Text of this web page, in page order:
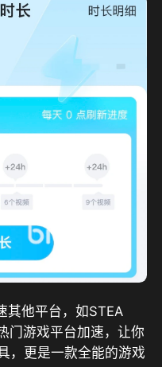
其他平台，如STEA
门游戏平台加速，让你
，更是一款全能的游戏